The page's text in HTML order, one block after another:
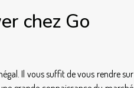
chez Go
Il vous suffit de vous rendre sur